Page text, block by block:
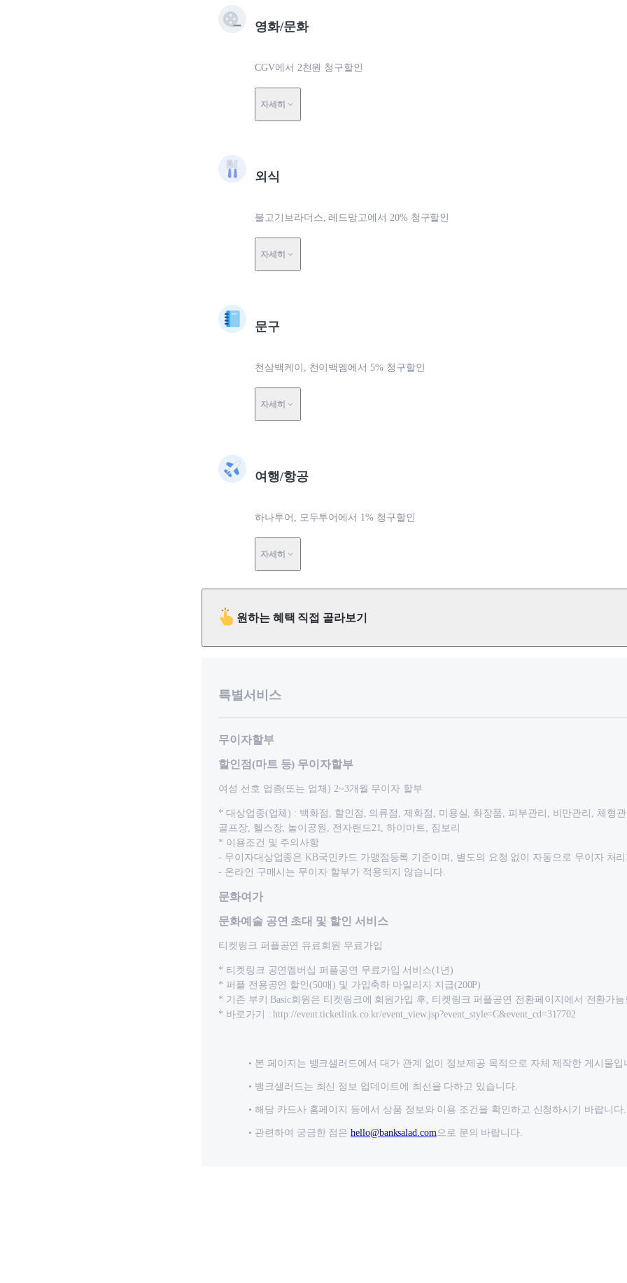
영화/문화
CGV에서 2천원 청구할인
자세히
외식
불고기브라더스, 레드망고에서 20% 청구할인
자세히
문구
천삼백케이, 천이백엠에서 5% 청구할인
자세히
여행/항공
하나투어, 모두투어에서 1% 청구할인
자세히
원하는 혜택 직접 골라보기
특별서비스
무이자할부
할인점(마트 등) 무이자할부
여성 선호 업종(또는 업체) 2~3개월 무이자 할부
* 대상업종(업체) : 백화점, 할인점, 의류점, 제화점, 미용실, 화장품, 피부관리, 비만관리, 체형
골프장, 헬스장, 놀이공원, 전자랜드21, 하이마트, 짐보리
* 이용조건 및 주의사항
- 무이자대상업종은 KB국민카드 가맹점등록 기준이며, 별도의 요청 없이 자동으로 무이자 처
- 온라인 구매시는 무이자 할부가 적용되지 않습니다.
문화여가
문화예술 공연 초대 및 할인 서비스
티켓링크 퍼플공연 유료회원 무료가입
* 티켓링크 공연멤버십 퍼플공연 무료가입 서비스(1년)
* 퍼플 전용공연 할인(50매) 및 가입축하 마일리지 지급(200P)
* 기존 부키 Basic회원은 티켓링크에 회원가입 후, 티켓링크 퍼플공연 전환페이지에서 전환가능
* 바로가기 : http://event.ticketlink.co.kr/event_view.jsp?event_style=C&event_cd=317702
본 페이지는 뱅크샐러드에서 대가 관계 없이 정보제공 목적으로 자체 제작한 게시물입
뱅크샐러드는 최신 정보 업데이트에 최선을 다하고 있습니다.
해당 카드사 홈페이지 등에서 상품 정보와 이용 조건을 확인하고 신청하시기 바랍니다.
관련하여 궁금한 점은 hello@banksalad.com으로 문의 바랍니다.